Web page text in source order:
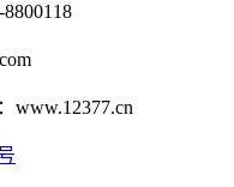
www.12377.cn